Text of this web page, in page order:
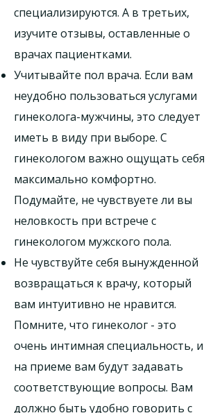
специализируются. А в третьих,
изучите отзывы, оставленные о
врачах пациентками.
Учитывайте пол врача. Если вам
неудобно пользоваться услугами
гинеколога-мужчины, это следует
иметь в виду при выборе. С
гинекологом важно ощущать себя
максимально комфортно.
Подумайте, не чувствуете ли вы
неловкость при встрече с
гинекологом мужского пола.
Не чувствуйте себя вынужденной
возвращаться к врачу, который
вам интуитивно не нравится.
Помните, что гинеколог - это
очень интимная специальность, и
на приеме вам будут задавать
соответствующие вопросы. Вам
должно быть удобно говорить с